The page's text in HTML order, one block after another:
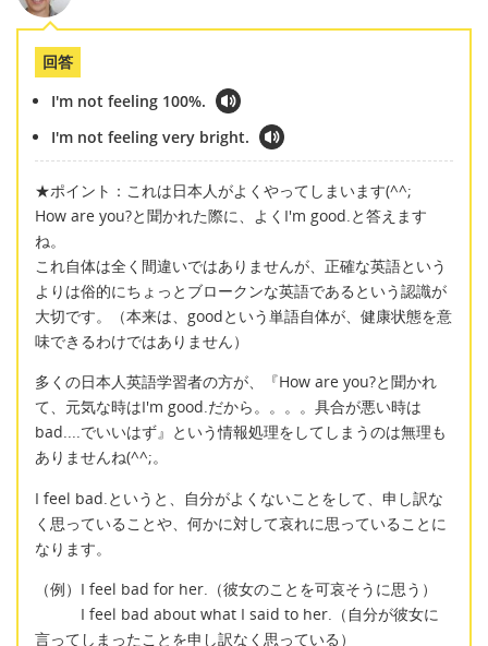
回答
I'm not feeling 100%.
I'm not feeling very bright.
★ポイント：これは日本人がよくやってしまいます(^^;
How are you?と聞かれた際に、よくI'm good.と答えます
ね。
これ自体は全く間違いではありませんが、正確な英語という
よりは俗的にちょっとブロークンな英語であるという認識が
大切です。（本来は、goodという単語自体が、健康状態を意
味できるわけではありません）
多くの日本人英語学習者の方が、『How are you?と聞かれ
て、元気な時はI'm good.だから。。。。具合が悪い時は
bad....でいいはず』という情報処理をしてしまうのは無理も
ありませんね(^^;。
I feel bad.というと、自分がよくないことをして、申し訳な
く思っていることや、何かに対して哀れに思っていることに
なります。
（例）I feel bad for her.（彼女のことを可哀そうに思う）
I feel bad about what I said to her.（自分が彼女に
言ってしまったことを申し訳なく思っている）